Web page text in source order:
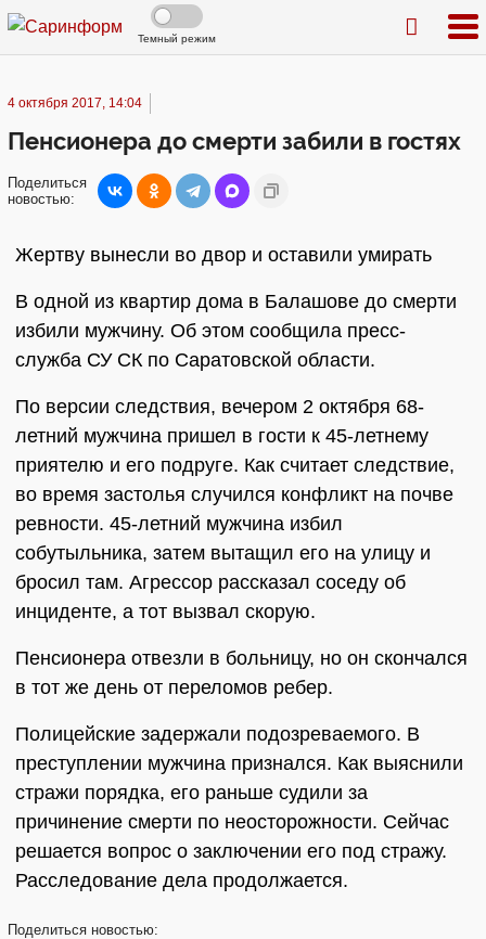
Темный режим
4 октября 2017, 14:04
Пенсионера до смерти забили в гостях
Поделиться
новостью:
Жертву вынесли во двор и оставили умирать
В одной из квартир дома в Балашове до смерти
избили мужчину. Об этом сообщила пресс-
служба СУ СК по Саратовской области.
По версии следствия, вечером 2 октября 68-
летний мужчина пришел в гости к 45-летнему
приятелю и его подруге. Как считает следствие,
во время застолья случился конфликт на почве
ревности. 45-летний мужчина избил
собутыльника, затем вытащил его на улицу и
бросил там. Агрессор рассказал соседу об
инциденте, а тот вызвал скорую.
Пенсионера отвезли в больницу, но он скончался
в тот же день от переломов ребер.
Полицейские задержали подозреваемого. В
преступлении мужчина признался. Как выяснили
стражи порядка, его раньше судили за
причинение смерти по неосторожности. Сейчас
решается вопрос о заключении его под стражу.
Расследование дела продолжается.
Поделиться новостью: